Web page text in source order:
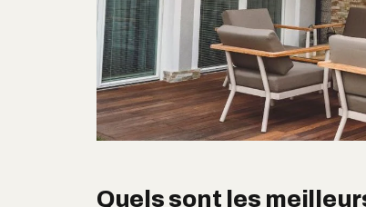
Quels sont les